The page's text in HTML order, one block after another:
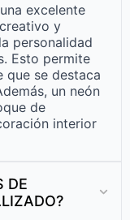
excelente
y
personalidad
Esto permite
que se destaca
un neón
de
interior
DE